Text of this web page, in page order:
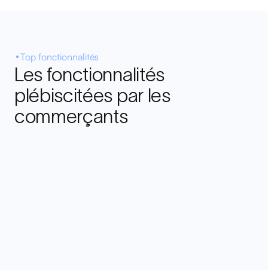
Top fonctionnalités
Les fonctionnalités
plébiscitées par les
commerçants